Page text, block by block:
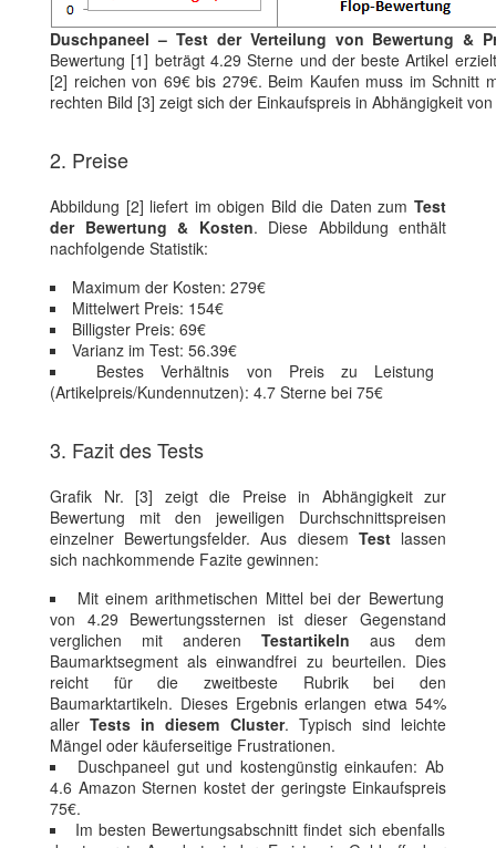
Duschpaneel – Test der Verteilung von Bewertung &
Bewertung [1] beträgt 4.29 Sterne und der beste Artikel
[2] reichen von 69€ bis 279€. Beim Kaufen muss im Schnitt
rechten Bild [3] zeigt sich der Einkaufspreis in Abhängigkeit
2. Preise
Abbildung [2] liefert im obigen Bild die Daten zum Test
der Bewertung & Kosten. Diese Abbildung enthält
nachfolgende Statistik:
Maximum der Kosten: 279€
Mittelwert Preis: 154€
Billigster Preis: 69€
Varianz im Test: 56.39€
Bestes Verhältnis von Preis zu Leistung
(Artikelpreis/Kundennutzen): 4.7 Sterne bei 75€
3. Fazit des Tests
Grafik Nr. [3] zeigt die Preise in Abhängigkeit zur
Bewertung mit den jeweiligen Durchschnittspreisen
einzelner Bewertungsfelder. Aus diesem Testlassen
sich nachkommende Fazite gewinnen:
Mit einem arithmetischen Mittel bei der Bewertung
von 4.29 Bewertungssternen ist dieser Gegenstand
verglichen mit anderen Testartikeln aus dem
Baumarktsegment als einwandfrei zu beurteilen. Dies
reicht für die zweitbeste Rubrik bei den
Baumarktartikeln. Dieses Ergebnis erlangen etwa 54%
allerTests in diesem Cluster. Typisch sind leichte
Mängel oder käuferseitige Frustrationen.
Duschpaneel gut und kostengünstig einkaufen: Ab
4.6 Amazon Sternen kostet der geringste Einkaufspreis
75€.
Im besten Bewertungsabschnitt findet sich ebenfalls